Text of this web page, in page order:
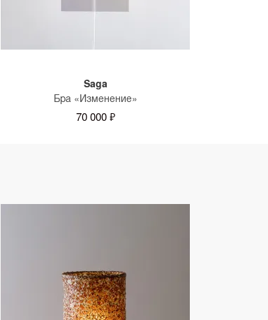
Saga
Бра «Изменение»
70 000 ₽